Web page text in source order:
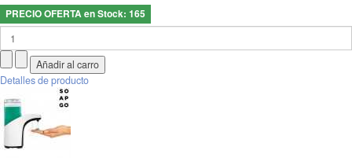
PRECIO OFERTA en Stock: 165
Detalles de producto